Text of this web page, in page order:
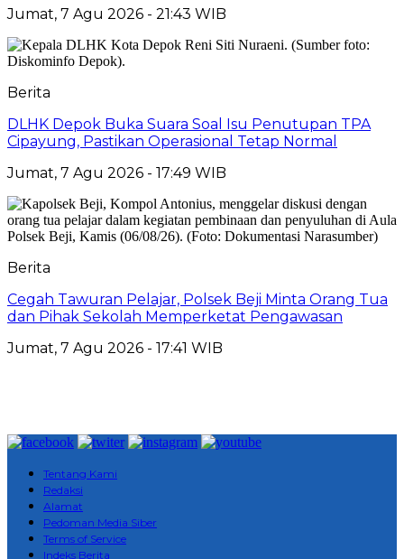
Jumat, 7 Agu 2026 - 21:43 WIB
Berita
DLHK Depok Buka Suara Soal Isu Penutupan TPA
Cipayung, Pastikan Operasional Tetap Normal
Jumat, 7 Agu 2026 - 17:49 WIB
Berita
Cegah Tawuran Pelajar, Polsek Beji Minta Orang Tua
dan Pihak Sekolah Memperketat Pengawasan
Jumat, 7 Agu 2026 - 17:41 WIB
Tentang Kami
Redaksi
Alamat
Pedoman Media Siber
Terms of Service
Indeks Berita